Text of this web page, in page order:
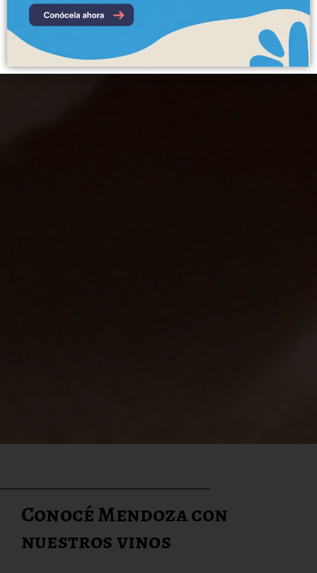
Conocé Mendoza con
nuestros vinos